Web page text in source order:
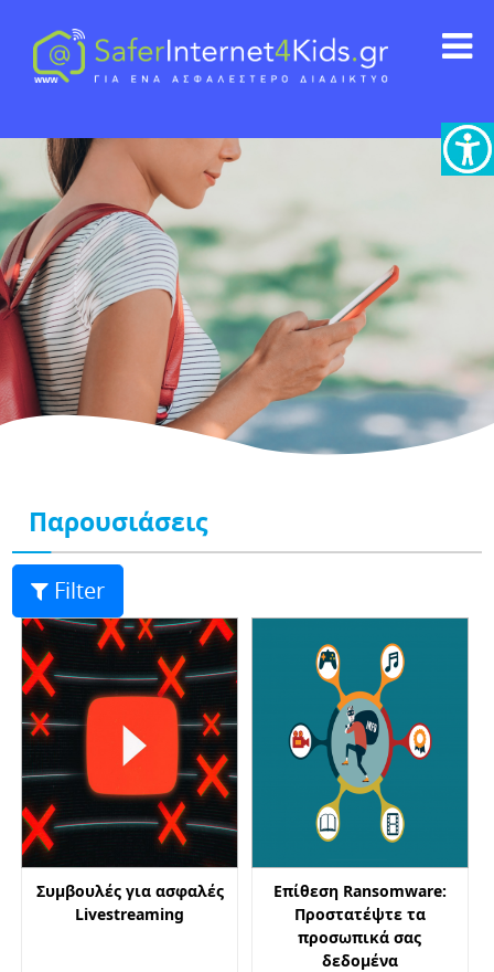
Παρουσιάσεις
Filter
Συμβουλές για ασφαλές
Livestreaming
Επίθεση Ransomware:
Προστατέψτε τα
προσωπικά σας
δεδομένα